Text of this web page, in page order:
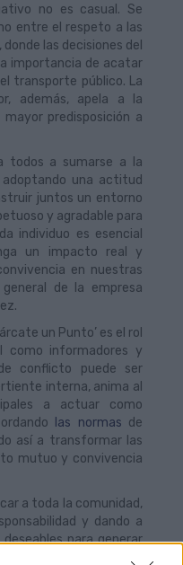
no es casual. Se
entre el respeto a las
las decisiones del
importancia de acatar
transporte público. La
además, apela a la
predisposición a
todos a sumarse a la
adoptando una actitud
juntos un entorno
y agradable para
individuo es esencial
un impacto real y
en nuestras
de la empresa
un Punto’ es el rol
como informadores y
conflicto puede ser
interna, anima al
a actuar como
las normas de
así a transformar las
mutuo y convivencia
a toda la comunidad,
y dando a
para generar